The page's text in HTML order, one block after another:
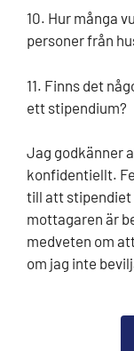
10. Hur många
personer från
11. Finns det
ett stipendium?
Jag godkänner
konfidentiellt.
till att
mottagaren är
medveten om
om jag inte